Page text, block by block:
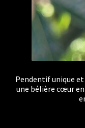
Pendentif unique
une bélière cœur